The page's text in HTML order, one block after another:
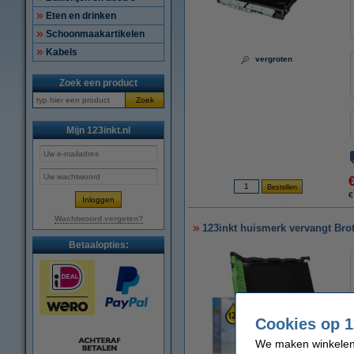
Eten en drinken
Schoonmaakartikelen
Kabels
Zoek een product
Zoek
Mijn 123inkt.nl
Wachtwoord vergeten?
Betaalopties:
vergroten
123inkt huismerk vervangt
Cookies op
We maken